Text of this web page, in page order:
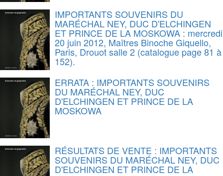
IMPORTANTS SOUVENIRS DU
MARÉCHAL NEY, DUC D'ELCHINGEN
ET PRINCE DE LA MOSKOWA : mercredi
20 juin 2012, Maîtres Binoche Giquello,
Paris, Drouot salle 2 (catalogue page 81 à
152).
ERRATA : IMPORTANTS SOUVENIRS
DU MARÉCHAL NEY, DUC
D'ELCHINGEN ET PRINCE DE LA
MOSKOWA
RÉSULTATS DE VENTE : IMPORTANTS
SOUVENIRS DU MARÉCHAL NEY, DUC
D'ELCHINGEN ET PRINCE DE LA